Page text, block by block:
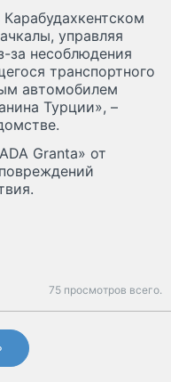
управляя
за несоблюдения
транспортного
автомобилем
Турции», –
Granta» от
75 просмотров всего.